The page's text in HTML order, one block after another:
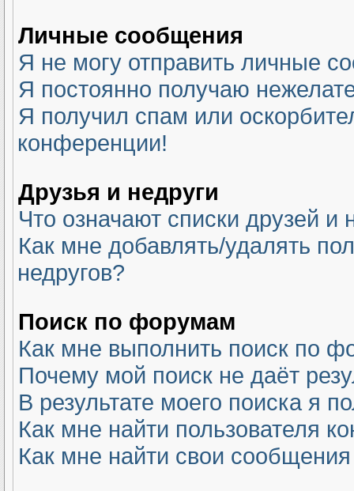
Личные сообщения
Я не могу отправить личные
Я постоянно получаю
Я получил спам или
конференции!
Друзья и недруги
Что означают списки друзей и
Как мне добавлять/удалять
недругов?
Поиск по форумам
Как мне выполнить поиск по
Почему мой поиск не даёт
В результате моего поиска я
Как мне найти пользователя
Как мне найти свои